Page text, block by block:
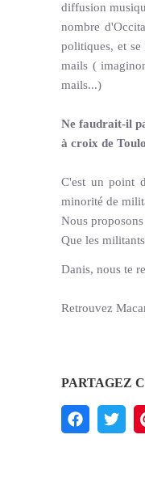
diffusion
nombre
politiques, et
mails (
mails...)
Ne faudrait-il
à croix de
C'est un point
minorité de
Nous
Que les
Danis, nous te
Retrouvez
PARTAGEZ